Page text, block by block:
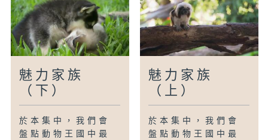
魅力家族
（下）
於本集中，我們會
盤點動物王國中最
魅力家族
（上）
於本集中，我們會
盤點動物王國中最